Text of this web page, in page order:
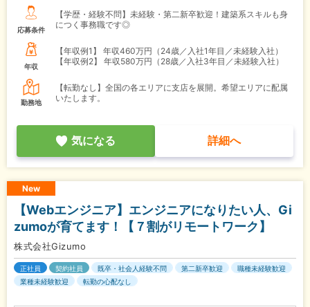
応募条件
【学歴・経験不問】未経験・第二新卒歓迎！建築系スキルも身
につく事務職です◎
年収
【年収例1】
年収460万円（24歳／入社1年目／未経験入社）
【年収例2】
年収580万円（28歳／入社3年目／未経験入社）
勤務地
【転勤なし】全国の各エリアに支店を展開。希望エリアに配属
いたします。
気になる 詳細へ
New
【Webエンジニア】エンジニアになりたい人、Gi
zumoが育てます！【７割がリモートワーク】
株式会社Gizumo
正社員 契約社員 既卒・社会人経験不問 第二新卒歓迎
職種未経験歓迎
業種未経験歓迎
転勤の心配なし